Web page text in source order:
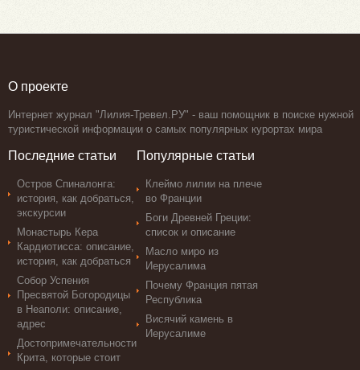
О проекте
Интернет журнал "Лилия-Тревел.РУ" - ваш помощник в поиске нужной
туристической информации о самых популярных курортах мира
Последние статьи
Остров Спиналонга:
история, как добраться,
экскурсии
Монастырь Кера
Кардиотисса: описание,
история, как добраться
Собор Успения
Пресвятой Богородицы
в Неаполи: описание,
адрес
Достопримечательности
Крита, которые стоит
Популярные статьи
Клеймо лилии на плече
во Франции
Боги Древней Греции:
список и описание
Масло миро из
Иерусалима
Почему Франция пятая
Республика
Висячий камень в
Иерусалиме